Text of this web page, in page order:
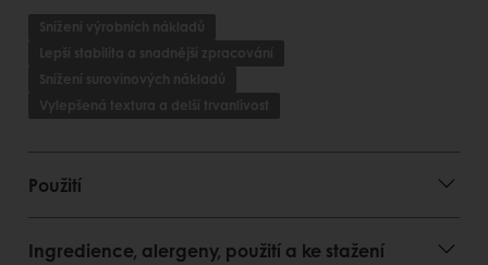
Snížení výrobních nákladů
Lepší stabilita a snadnější zpracování
Snížení surovinových nákladů
Vylepšená textura a delší trvanlivost
Použití
Ingredience, alergeny, použití a ke stažení